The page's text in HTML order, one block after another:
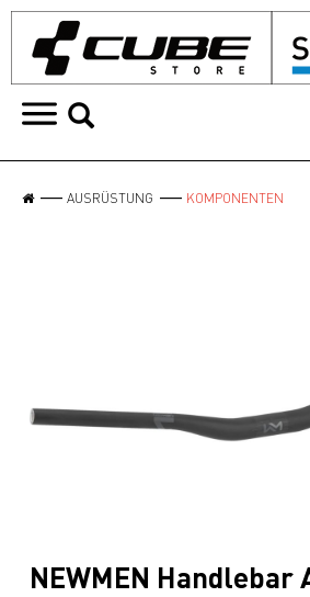
AUSRÜSTUNG KOMPONENTEN
NEWMEN Handlebar